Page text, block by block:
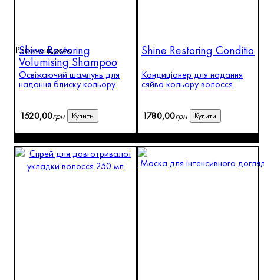
Рекомендуємо
Shine Restoring
Volumising Shampoo
Освіжаючий шампунь для
надання блиску кольору
1520,00грн Купити
Shine Restoring
Кондиціонер для надання
сяйва кольору волосся
1780,00грн Купити